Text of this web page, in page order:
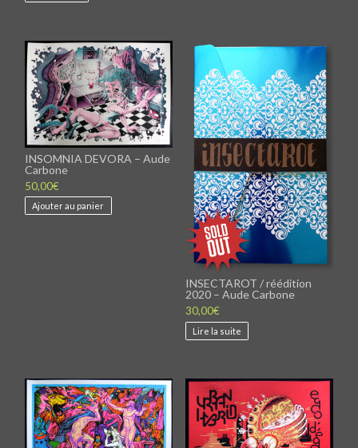
INSOMNIA DEVORA – Aude
Carbone
50,00€
Ajouter au panier
INSECTAROT / réédition
2020 – Aude Carbone
30,00€
Lire la suite